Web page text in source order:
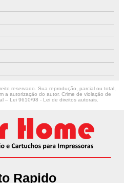
reservado. Sua reprodução, parcial ou total,
a autorização do autor. Crime de violação de
– Lei 9610/98 - Lei de direitos autorais
Rapido